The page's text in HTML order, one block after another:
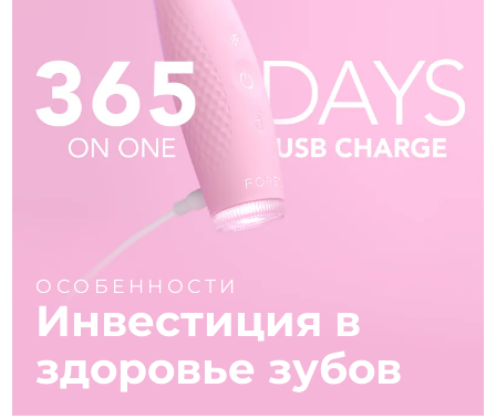
ОСОБЕННОСТИ
Инвестиция в
здоровье зубов